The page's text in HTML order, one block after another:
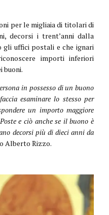
per le migliaia di titolari di
decorsi i trent’anni dalla
gli uffici postali e che ignari
importi inferiori
buoni.
in possesso di un buono
esaminare lo stesso per
un importo maggiore
e ciò anche se il buono è
decorsi più di dieci anni da
Alberto Rizzo.